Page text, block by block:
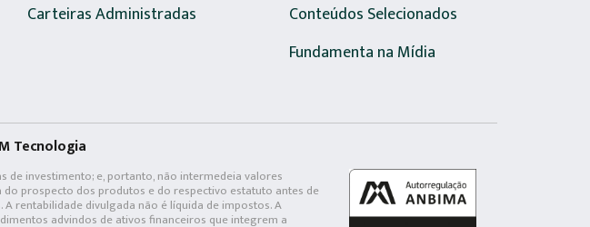
Carteiras Administradas
Conteúdos Selecionados
Fundamenta na Mídia
Tecnologia
de investimento; e, portanto, não intermedeia valores
prospecto dos produtos e do respectivo estatuto antes de
rentabilidade divulgada não é líquida de impostos. A
advindos de ativos financeiros que integrem a